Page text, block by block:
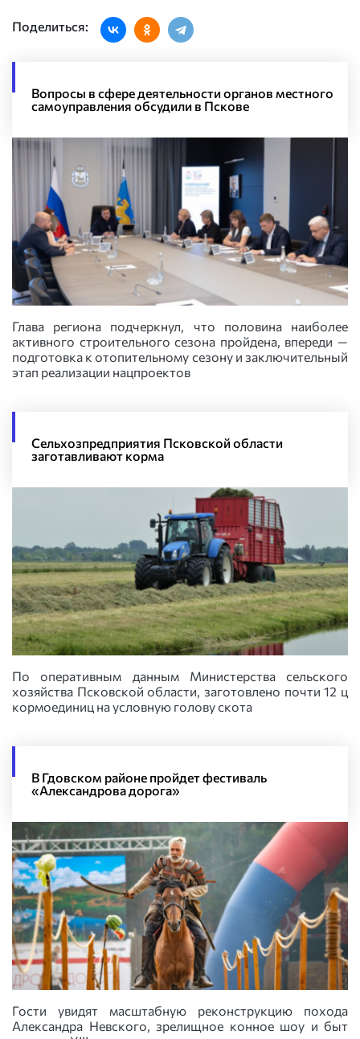
Поделиться:
Вопросы в сфере деятельности органов местного
самоуправления обсудили в Пскове
Глава региона подчеркнул, что половина наиболее
активного строительного сезона пройдена, впереди —
подготовка к отопительному сезону и заключительный
этап реализации нацпроектов
Сельхозпредприятия Псковской области
заготавливают корма
По оперативным данным Министерства сельского
хозяйства Псковской области, заготовлено почти 12 ц
кормоединиц на условную голову скота
В Гдовском районе пройдет фестиваль
«Александрова дорога»
Гости увидят масштабную реконструкцию похода
Александра Невского, зрелищное конное шоу и быт